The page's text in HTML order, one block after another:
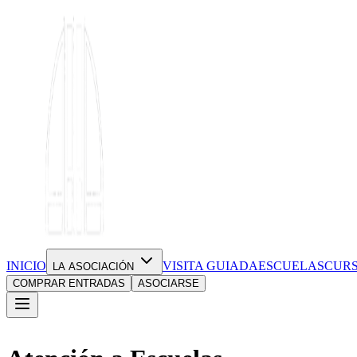
INICIO LA ASOCIACIÓN VISITA GUIADAESCUELAS
COMPRAR ENTRADAS ASOCIARSE